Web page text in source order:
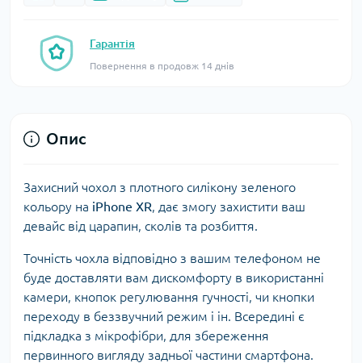
Гарантія
Повернення в продовж 14 днів
Опис
Захисний чохол з плотного силікону зеленого
кольору на iPhone XR, дає змогу захистити ваш
девайс від царапин, сколів та розбиття.
Точність чохла відповідно з вашим телефоном не
буде доставляти вам дискомфорту в використанні
камери, кнопок регулювання гучності, чи кнопки
переходу в беззвучний режим і ін. Всередині є
підкладка з мікрофібри, для збереження
первинного вигляду задньої частини смартфона.